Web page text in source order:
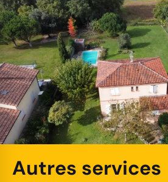
Autres services